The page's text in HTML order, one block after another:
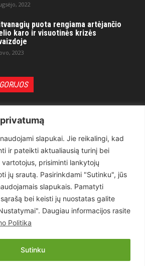
slapukai. Jie reikalingi, kad
ir pateikti aktualiausią turinį bei
prisiminti lankytojų
jų srautą. Pasirinkdami "Sutinku", jūs
slapukais. Pamatyti
bei keisti jų nuostatas galite
Daugiau informacijos rasite
Politika
Sutinku
2022
puota rengiama artėjančio
karo ir visuotinės krizės
2023
1497
619